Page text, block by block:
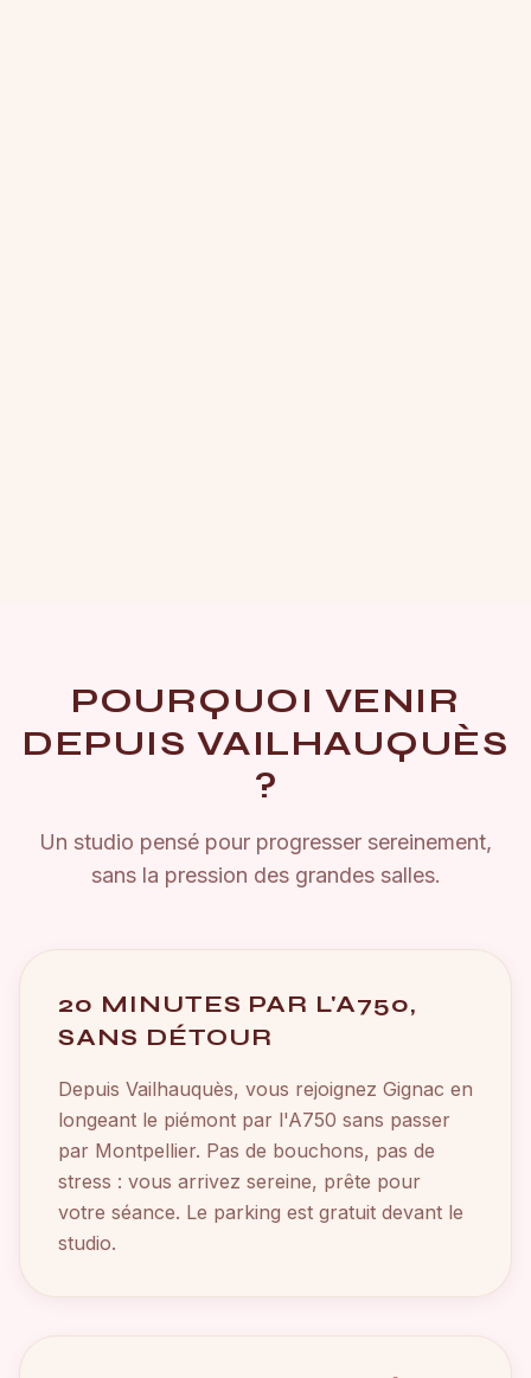
POURQUOI VENIR
DEPUIS VAILHAUQUÈS
?
Un studio pensé pour progresser sereinement,
sans la pression des grandes salles.
20 MINUTES PAR L'A750,
SANS DÉTOUR
Depuis Vailhauquès, vous rejoignez Gignac en
longeant le piémont par l'A750 sans passer
par Montpellier. Pas de bouchons, pas de
stress : vous arrivez sereine, prête pour
votre séance. Le parking est gratuit devant le
studio.